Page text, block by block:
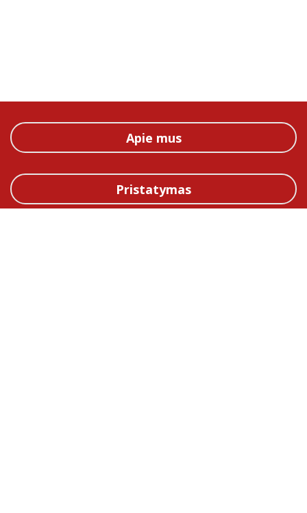
Apie mus
Pristatymas